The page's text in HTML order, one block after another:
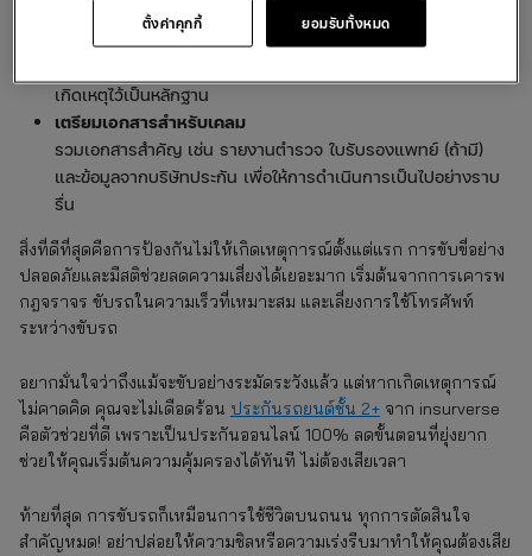
บริษัทประกันเพื่อให้ส่งเจ้าหน้าที่มาดูแลเรื่องการเคลม
เก็บข้อมูลคู่กรณี
เกิดเหตุไว้เป็นหลักฐาน
เตรียมเอกสารสำหรับเคลม
รวมเอกสารสำคัญ เช่น รายงานตำรวจ ใบรับรองแพทย์ (ถ้ามี)
และข้อมูลจากบริษัทประกัน เพื่อให้การดำเนินการเป็นไปอย่างราบ
รื่น
สิ่งที่ดีที่สุดคือการป้องกันไม่ให้เกิดเหตุการณ์ตั้งแต่แรก การขับขี่อย่าง
ปลอดภัยและมีสติช่วยลดความเสี่ยงได้เยอะมาก เริ่มต้นจากการเคารพ
กฎจราจร ขับรถในความเร็วที่เหมาะสม และเลี่ยงการใช้โทรศัพท์
ระหว่างขับรถ
อยากมั่นใจว่าถึงแม้จะขับอย่างระมัดระวังแล้ว แต่หากเกิดเหตุการณ์
ไม่คาดคิด คุณจะไม่เดือดร้อน ประกันรถยนต์ชั้น 2+ จาก insurverse
คือตัวช่วยที่ดี เพราะเป็นประกันออนไลน์ 100% ลดขั้นตอนที่ยุ่งยาก
ช่วยให้คุณเริ่มต้นความคุ้มครองได้ทันที ไม่ต้องเสียเวลา
ท้ายที่สุด การขับรถก็เหมือนการใช้ชีวิตบนถนน ทุกการตัดสินใจ
สำคัญหมด! อย่าปล่อยให้ความชิลหรือความเร่งรีบมาทำให้คุณต้องเสีย
ยอมรับทั้งหมด
ตั้งค่าคุกกี้